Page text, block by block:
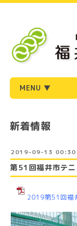
MENU ▼
新着情報
2019-09-13
第51回福井市テ
2019第51回福